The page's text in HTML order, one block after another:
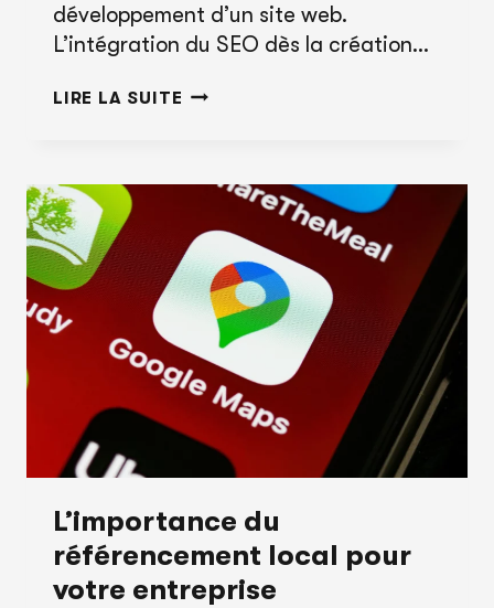
développement d’un site web.
L’intégration du SEO dès la création…
LIRE LA SUITE L’IMPORTANCE
AU
AVANT
LA
CRÉATION
LA
REFONTE
SITE
WEB
L’importance du
référencement local pour
votre entreprise